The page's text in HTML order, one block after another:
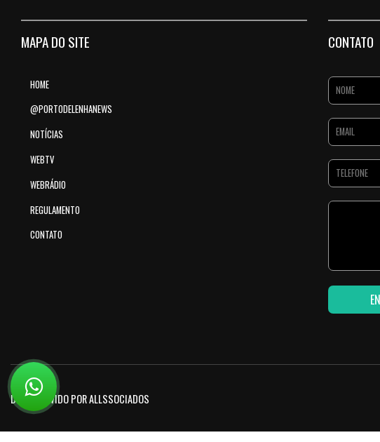
MAPA DO SITE
HOME
@PORTODELENHANEWS
NOTÍCIAS
WEBTV
WEBRÁDIO
REGULAMENTO
CONTATO
CONTATO
DESENVOLVIDO POR ALLSSOCIADOS